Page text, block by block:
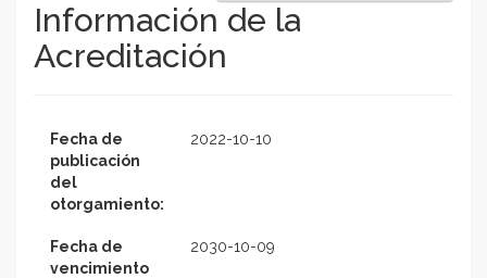
Información de la
Acreditación
Fecha de
publicación
del
otorgamiento:
2022-10-10
Fecha de
vencimiento
2030-10-09